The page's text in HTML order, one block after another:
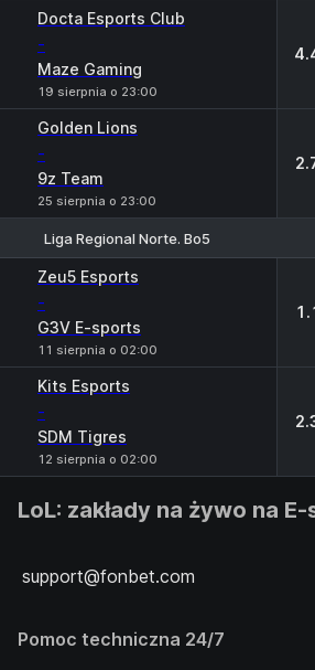
Docta Esports Club
-
Maze Gaming
19 sierpnia o 23:00
Golden Lions
-
9z Team
25 sierpnia o 23:00
Liga Regional Norte. Bo5
Zeu5 Esports
-
G3V E-sports
11 sierpnia o 02:00
Kits Esports
-
SDM Tigres
12 sierpnia o 02:00
LoL: zakłady na żywo na
support@fonbet.com
Pomoc techniczna 24/7